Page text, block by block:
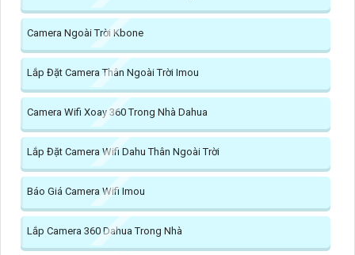
Camera Ngoài Trời Kbone
Lắp Đặt Camera Thân Ngoài Trời Imou
Camera Wifi Xoay 360 Trong Nhà Dahua
Lắp Đặt Camera Wifi Dahu Thân Ngoài Trời
Báo Giá Camera Wifi Imou
Lắp Camera 360 Dahua Trong Nhà